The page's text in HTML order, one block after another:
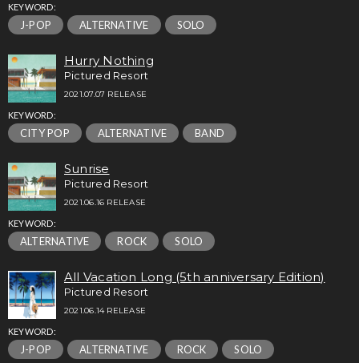
KEYWORD:
J-POP ALTERNATIVE SOLO
Hurry Nothing
Pictured Resort
2021.07.07 RELEASE
KEYWORD:
CITY POP ALTERNATIVE BAND
Sunrise
Pictured Resort
2021.06.16 RELEASE
KEYWORD:
ALTERNATIVE ROCK SOLO
All Vacation Long (5th anniversary Edition)
Pictured Resort
2021.06.14 RELEASE
KEYWORD:
J-POP ALTERNATIVE ROCK SOLO